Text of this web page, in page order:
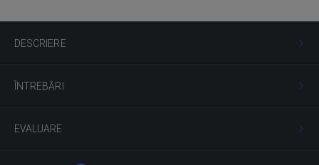
DESCRIERE
ÎNTREBĂRI
EVALUARE